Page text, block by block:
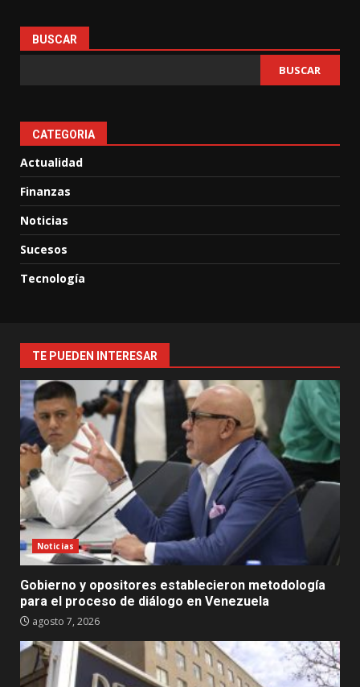
BUSCAR
BUSCAR
CATEGORIA
Actualidad
Finanzas
Noticias
Sucesos
Tecnología
TE PUEDEN INTERESAR
Noticias
Gobierno y opositores establecieron metodología
para el proceso de diálogo en Venezuela
agosto 7, 2026